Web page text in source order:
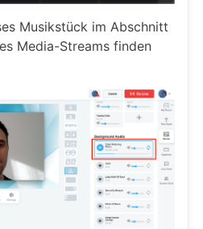
Musikstück im Abschnitt
Media-Streams finden